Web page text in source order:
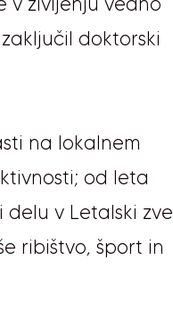
doktorski
na lokalnem
od leta
v Letalski
ribištvo, šport in